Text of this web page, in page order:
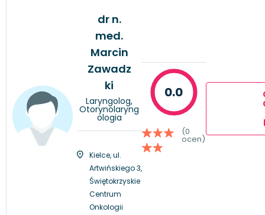
dr n.
med.
Marcin
Zawadz
ki
Laryngolog,
Otorynolaryng
ologia
Kielce, ul.
Artwińskiego 3,
Świętokrzyskie
Centrum
Onkologii
0.0
(0
ocen)